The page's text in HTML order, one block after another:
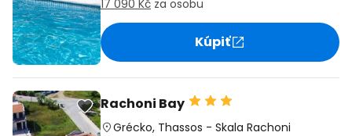
17 090 Kč za osobu
Kúpiť
Rachoni Bay
Grécko, Thassos - Skala Rachoni